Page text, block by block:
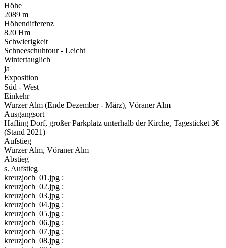
Höhe
2089 m
Höhendifferenz
820 Hm
Schwierigkeit
Schneeschuhtour - Leicht
Wintertauglich
ja
Exposition
Süd - West
Einkehr
Wurzer Alm (Ende Dezember - März), Vöraner Alm
Ausgangsort
Hafling Dorf, großer Parkplatz unterhalb der Kirche, Tagesticket 3€
(Stand 2021)
Aufstieg
Wurzer Alm, Vöraner Alm
Abstieg
s. Aufstieg
kreuzjoch_01.jpg :
kreuzjoch_02.jpg :
kreuzjoch_03.jpg :
kreuzjoch_04.jpg :
kreuzjoch_05.jpg :
kreuzjoch_06.jpg :
kreuzjoch_07.jpg :
kreuzjoch_08.jpg :